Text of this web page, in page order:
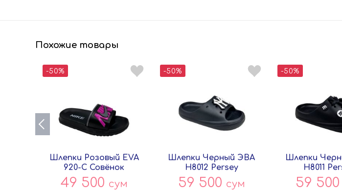
Похожие товары
-50%
Шлепки Розовый EVA
920-C Совёнок
49 500 сум
-50%
Шлепки Черный ЭВА
H8012 Persey
59 500 сум
-50%
Шлепки
H8011
59 500